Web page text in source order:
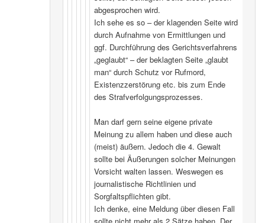
abgesprochen wird.
Ich sehe es so – der klagenden Seite wird
durch Aufnahme von Ermittlungen und
ggf. Durchführung des Gerichtsverfahrens
„geglaubt“ – der beklagten Seite „glaubt
man“ durch Schutz vor Rufmord,
Existenzzerstörung etc. bis zum Ende
des Strafverfolgungsprozesses.
Man darf gern seine eigene private
Meinung zu allem haben und diese auch
(meist) äußern. Jedoch die 4. Gewalt
sollte bei Äußerungen solcher Meinungen
Vorsicht walten lassen. Weswegen es
journalistische Richtlinien und
Sorgfaltspflichten gibt.
Ich denke, eine Meldung über diesen Fall